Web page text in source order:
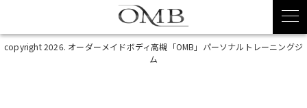
copyright 2026. オーダーメイドボディ高槻「OMB」パーソナルトレーニングジ
ム